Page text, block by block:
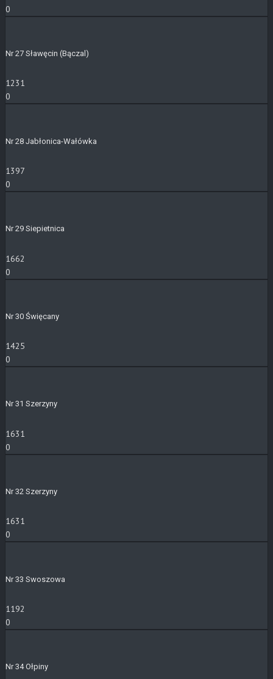
0
Nr 27 Sławęcin (Bączal)
1231
0
Nr 28 Jabłonica-Wałówka
1397
0
Nr 29 Siepietnica
1662
0
Nr 30 Święcany
1425
0
Nr 31 Szerzyny
1631
0
Nr 32 Szerzyny
1631
0
Nr 33 Swoszowa
1192
0
Nr 34 Ołpiny